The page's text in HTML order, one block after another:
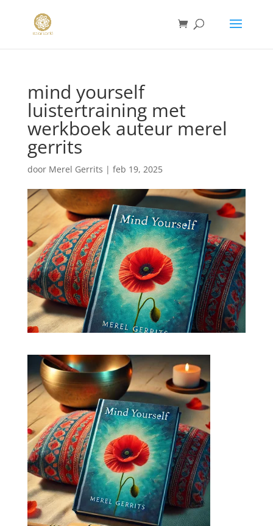
mind yourself
luistertraining met
werkboek auteur merel
gerrits
door Merel Gerrits | feb 19, 2025